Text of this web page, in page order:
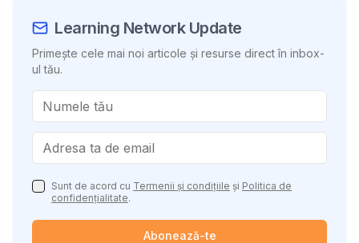
Learning Network Update
Primește cele mai noi articole și resurse direct în inbox-
ul tău.
Sunt de acord cu Termenii și condițiile și Politica de
confidențialitate.
Abonează-te